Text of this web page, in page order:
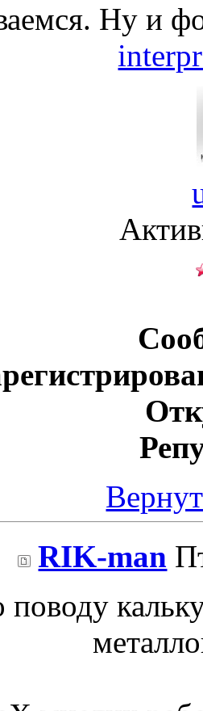
Ну и
RIK-man